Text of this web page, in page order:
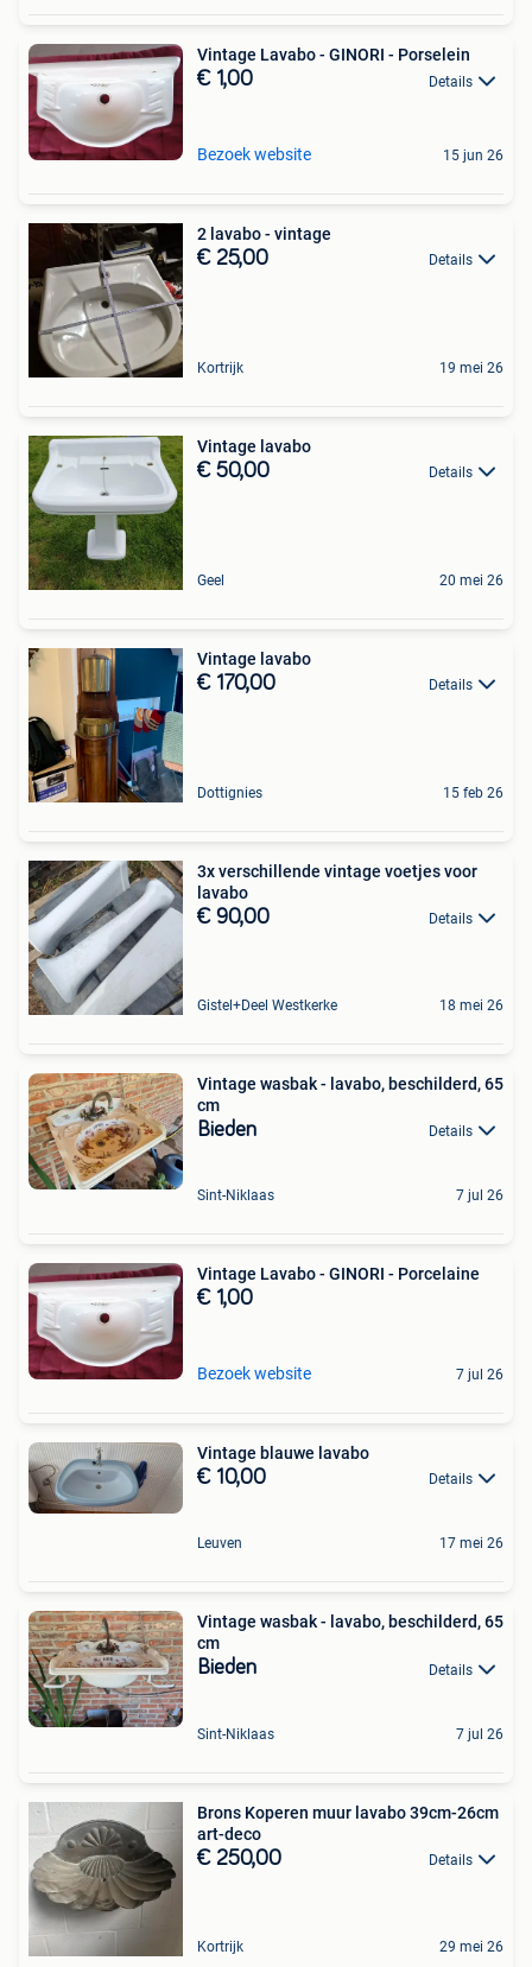
Vintage Lavabo - GINORI - Porselein
€ 1,00 Details
Bezoek website 15 jun 26
2 lavabo - vintage
€ 25,00 Details
Kortrijk 19 mei 26
Vintage lavabo
€ 50,00 Details
Geel 20 mei 26
Vintage lavabo
€ 170,00 Details
Dottignies 15 feb 26
3x verschillende vintage voetjes voor
lavabo
€ 90,00 Details
Gistel+Deel Westkerke 18 mei 26
Vintage wasbak - lavabo, beschilderd, 65
cm
Bieden Details
Sint-Niklaas 7 jul 26
Vintage Lavabo - GINORI - Porcelaine
€ 1,00
Bezoek website 7 jul 26
Vintage blauwe lavabo
€ 10,00 Details
Leuven 17 mei 26
Vintage wasbak - lavabo, beschilderd, 65
cm
Bieden Details
Sint-Niklaas 7 jul 26
Brons Koperen muur lavabo 39cm-26cm
art-deco
€ 250,00 Details
Kortrijk 29 mei 26